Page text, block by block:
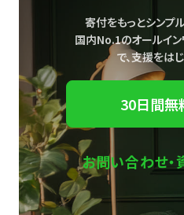
寄付をもっとシンプ
国内No.1のオールイ
で、支援をはじ
30日間無
お問い合わせ・